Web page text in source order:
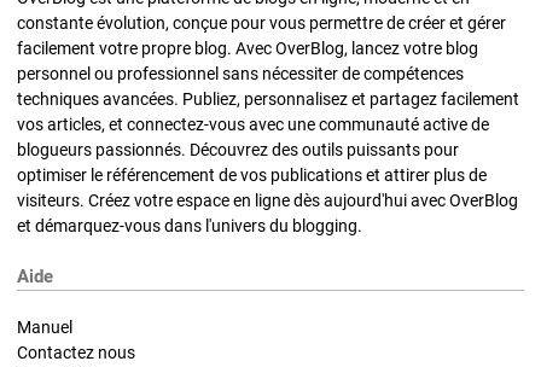
constante évolution, conçue pour vous permettre de créer et gérer
facilement votre propre blog. Avec OverBlog, lancez votre blog
personnel ou professionnel sans nécessiter de compétences
techniques avancées. Publiez, personnalisez et partagez facilement
vos articles, et connectez-vous avec une communauté active de
blogueurs passionnés. Découvrez des outils puissants pour
optimiser le référencement de vos publications et attirer plus de
visiteurs. Créez votre espace en ligne dès aujourd'hui avec OverBlog
et démarquez-vous dans l'univers du blogging.
Aide
Manuel
Contactez nous